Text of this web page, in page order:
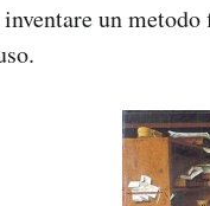
un